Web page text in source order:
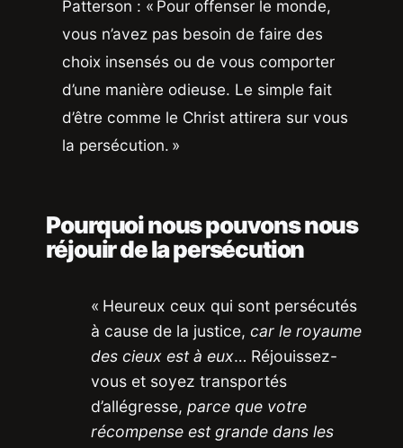
Patterson : « Pour offenser le monde,
vous n’avez pas besoin de faire des
choix insensés ou de vous comporter
d’une manière odieuse. Le simple fait
d’être comme le Christ attirera sur vous
la persécution. »
Pourquoi nous pouvons nous
réjouir de la persécution
« Heureux ceux qui sont persécutés
à cause de la justice,car le royaume
des cieux est à eux… Réjouissez-
vous et soyez transportés
d’allégresse,parce que votre
récompense est grande dans les